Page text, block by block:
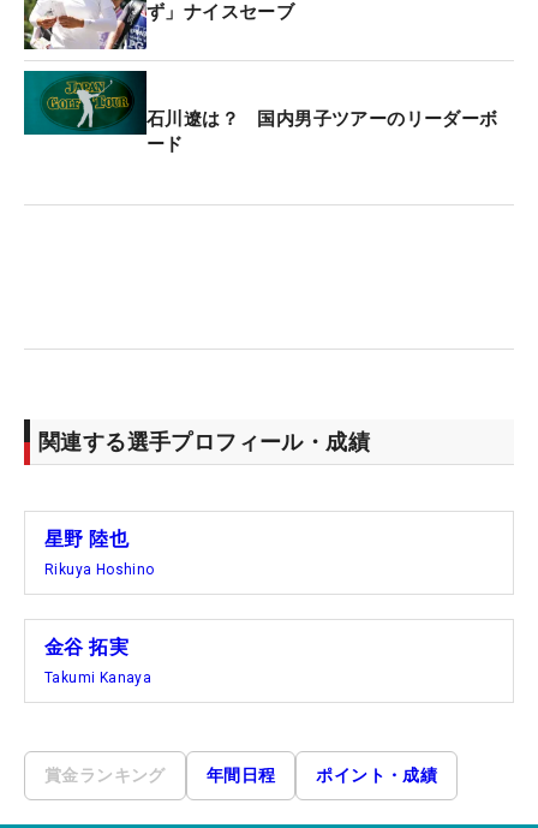
ず」ナイスセーブ
石川遼は？ 国内男子ツアーのリーダーボ
ード
関連する選手プロフィール・成績
星野 陸也
Rikuya Hoshino
金谷 拓実
Takumi Kanaya
賞金ランキング 年間日程 ポイント・成績